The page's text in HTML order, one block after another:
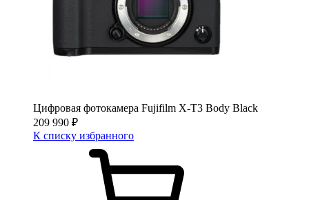
Цифровая фотокамера Fujifilm X-T3 Body Black
209 990 ₽
К списку избранного